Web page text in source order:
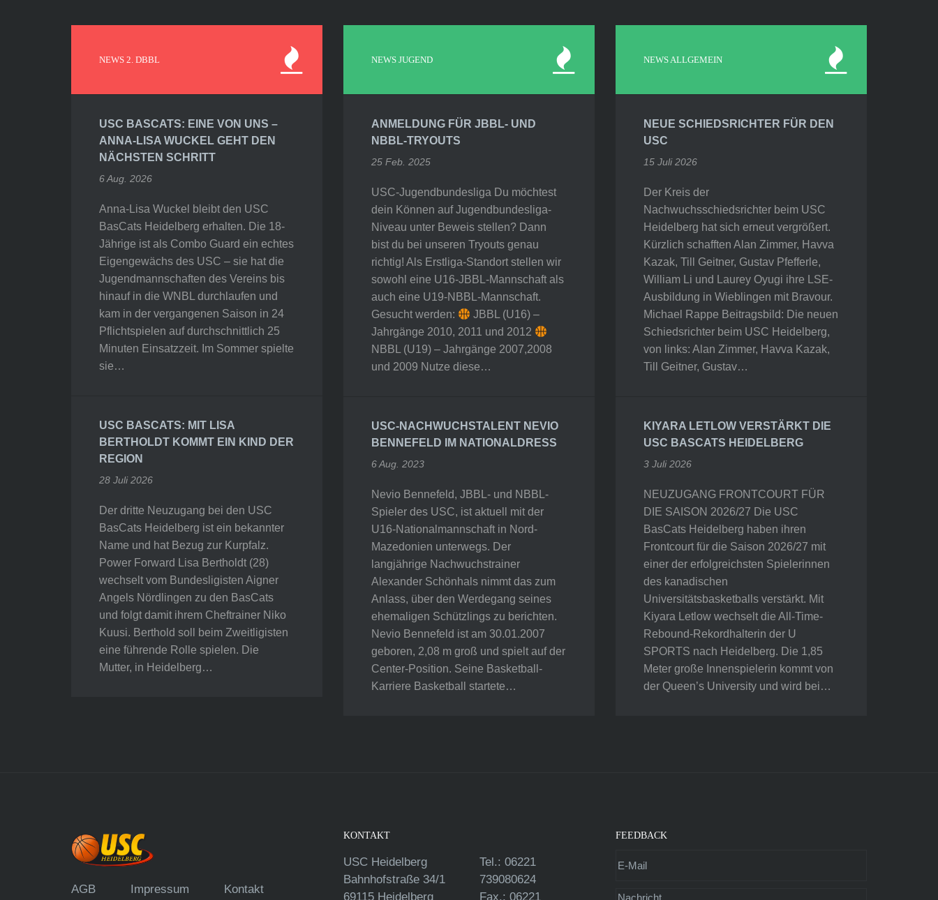
NEWS 2. DBBL
USC BASCATS: EINE VON UNS –
ANNA-LISA WUCKEL GEHT DEN
NÄCHSTEN SCHRITT
6 Aug. 2026
Anna-Lisa Wuckel bleibt den USC
BasCats Heidelberg erhalten. Die 18-
Jährige ist als Combo Guard ein echtes
Eigengewächs des USC – sie hat die
Jugendmannschaften des Vereins bis
hinauf in die WNBL durchlaufen und
kam in der vergangenen Saison in 24
Pflichtspielen auf durchschnittlich 25
Minuten Einsatzzeit. Im Sommer spielte
sie…
USC BASCATS: MIT LISA
BERTHOLDT KOMMT EIN KIND DER
REGION
28 Juli 2026
Der dritte Neuzugang bei den USC
BasCats Heidelberg ist ein bekannter
Name und hat Bezug zur Kurpfalz.
Power Forward Lisa Bertholdt (28)
wechselt vom Bundesligisten Aigner
Angels Nördlingen zu den BasCats
und folgt damit ihrem Cheftrainer Niko
Kuusi. Berthold soll beim Zweitligisten
eine führende Rolle spielen. Die
Mutter, in Heidelberg…
NEWS JUGEND
ANMELDUNG FÜR JBBL- UND
NBBL-TRYOUTS
25 Feb. 2025
USC-Jugendbundesliga Du möchtest
dein Können auf Jugendbundesliga-
Niveau unter Beweis stellen? Dann
bist du bei unseren Tryouts genau
richtig! Als Erstliga-Standort stellen wir
sowohl eine U16-JBBL-Mannschaft als
auch eine U19-NBBL-Mannschaft.
Gesucht werden:
JBBL (U16) –
Jahrgänge 2010, 2011 und 2012
NBBL (U19) – Jahrgänge 2007,2008
und 2009 Nutze diese…
USC-NACHWUCHSTALENT NEVIO
BENNEFELD IM NATIONALDRESS
6 Aug. 2023
Nevio Bennefeld, JBBL- und NBBL-
Spieler des USC, ist aktuell mit der
U16-Nationalmannschaft in Nord-
Mazedonien unterwegs. Der
langjährige Nachwuchstrainer
Alexander Schönhals nimmt das zum
Anlass, über den Werdegang seines
ehemaligen Schützlings zu berichten.
Nevio Bennefeld ist am 30.01.2007
geboren, 2,08 m groß und spielt auf der
Center-Position. Seine Basketball-
Karriere Basketball startete…
NEWS ALLGEMEIN
NEUE SCHIEDSRICHTER FÜR DEN
USC
15 Juli 2026
Der Kreis der
Nachwuchsschiedsrichter beim USC
Heidelberg hat sich erneut vergrößert.
Kürzlich schafften Alan Zimmer, Havva
Kazak, Till Geitner, Gustav Pfefferle,
William Li und Laurey Oyugi ihre LSE-
Ausbildung in Wieblingen mit Bravour.
Michael Rappe Beitragsbild: Die neuen
Schiedsrichter beim USC Heidelberg,
von links: Alan Zimmer, Havva Kazak,
Till Geitner, Gustav…
KIYARA LETLOW VERSTÄRKT DIE
USC BASCATS HEIDELBERG
3 Juli 2026
NEUZUGANG FRONTCOURT FÜR
DIE SAISON 2026/27 Die USC
BasCats Heidelberg haben ihren
Frontcourt für die Saison 2026/27 mit
einer der erfolgreichsten Spielerinnen
des kanadischen
Universitätsbasketballs verstärkt. Mit
Kiyara Letlow wechselt die All-Time-
Rebound-Rekordhalterin der U
SPORTS nach Heidelberg. Die 1,85
Meter große Innenspielerin kommt von
der Queen’s University und wird bei…
AGB Impressum Kontakt
KONTAKT
USC Heidelberg
Bahnhofstraße 34/1
69115 Heidelberg
Tel.: 06221
739080624
Fax.: 06221
FEEDBACK